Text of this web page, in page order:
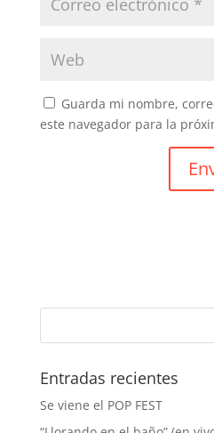
Guarda mi nombre,
este navegador para la
Entradas recientes
Se viene el POP FEST